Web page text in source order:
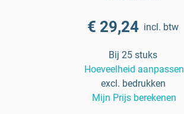
€ 29,24 incl. btw
Bij 25 stuks
Hoeveelheid aanpassen
excl. bedrukken
Mijn Prijs berekenen